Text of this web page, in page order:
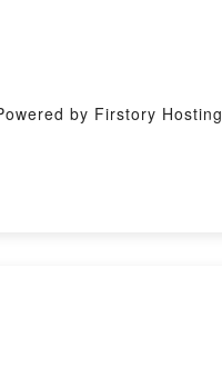
by Firstory Hosting